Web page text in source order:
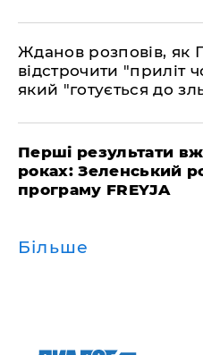
Жданов розповів, як
відстрочити "приліт
який "готується до
Перші результати
роках: Зеленський
програму FREYJA
Більше